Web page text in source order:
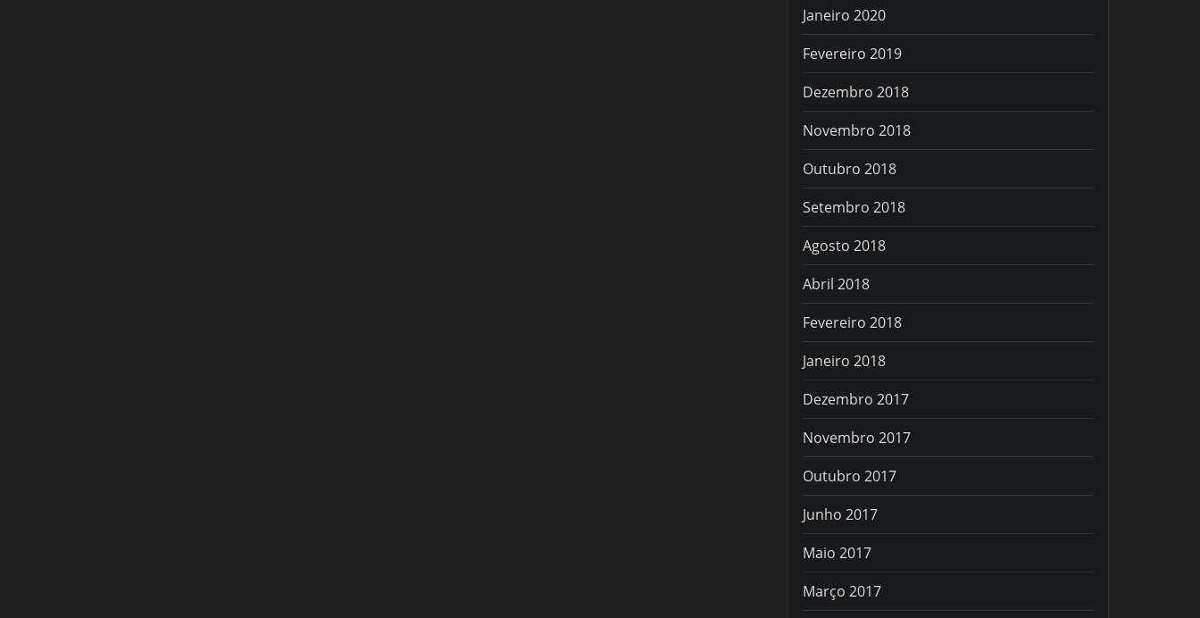
Janeiro 2020
Fevereiro 2019
Dezembro 2018
Novembro 2018
Outubro 2018
Setembro 2018
Agosto 2018
Abril 2018
Fevereiro 2018
Janeiro 2018
Dezembro 2017
Novembro 2017
Outubro 2017
Junho 2017
Maio 2017
Março 2017